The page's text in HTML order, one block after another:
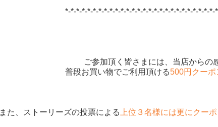
*-*-*-*-*-*-*-*-*-*-*-*-*-*-*-*-*-*-*-*-*-*-*-*-*-*-
ご参加頂く皆さまには、当店からの
普段お買い物でご利用頂ける500円クーポ
また、ストーリーズの投票による 上位３名様には更にクー